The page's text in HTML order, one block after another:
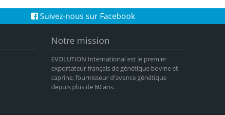
Suivez-nous sur Facebook
Notre mission
EVOLUTION International est le premier
exportateur français de génétique bovine et
caprine, fournisseur d'avance génétique
depuis plus de 60 ans.